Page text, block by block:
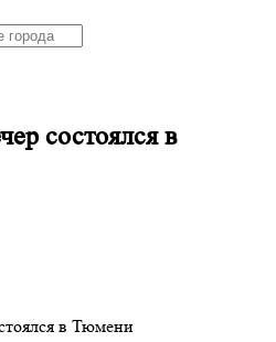
состоялся в
в Тюмени